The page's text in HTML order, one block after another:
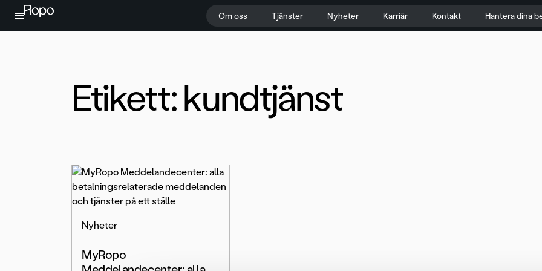
Hoppa till innehållet
Om oss Tjänster Nyheter Karriär Kontakt Hantera dina
Etikett:kundtjänst
Nyheter
MyRopo